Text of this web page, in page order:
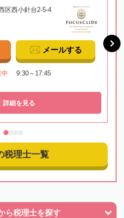
区西小針台2-5-4
メールする
9:30～17:45
詳細を見る
税理士一覧
ら税理士を探す